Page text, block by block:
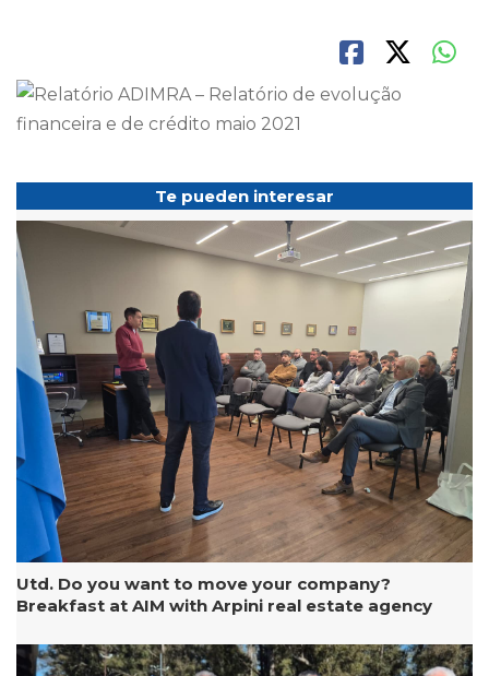
Te pueden interesar
Utd. Do you want to move your company?
Breakfast at AIM with Arpini real estate agency